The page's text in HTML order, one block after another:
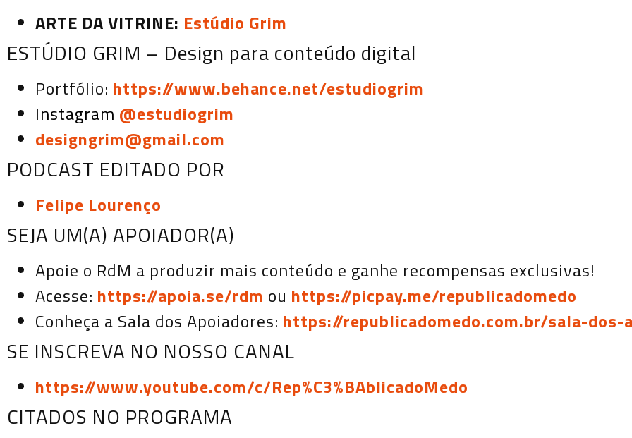
ARTE DA VITRINE: Estúdio Grim
ESTÚDIO GRIM – Design para conteúdo digital
Portfólio: https://www.behance.net/estudiogrim
Instagram @estudiogrim
designgrim@gmail.com
PODCAST EDITADO POR
Felipe Lourenço
SEJA UM(A) APOIADOR(A)
Apoie o RdM a produzir mais conteúdo e ganhe recompensas exclusivas!
Acesse: https://apoia.se/rdm ou https://picpay.me/republicadomedo
Conheça a Sala dos Apoiadores: https://republicadomedo.com.br/sala-dos-
SE INSCREVA NO NOSSO CANAL
https://www.youtube.com/c/Rep%C3%BAblicadoMedo
CITADOS NO PROGRAMA